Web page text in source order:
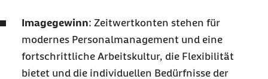
Imagegewinn: Zeitwertkonten stehen für
modernes Personalmanagement und eine
fortschrittliche Arbeitskultur, die Flexibilität
bietet und die individuellen Bedürfnisse der